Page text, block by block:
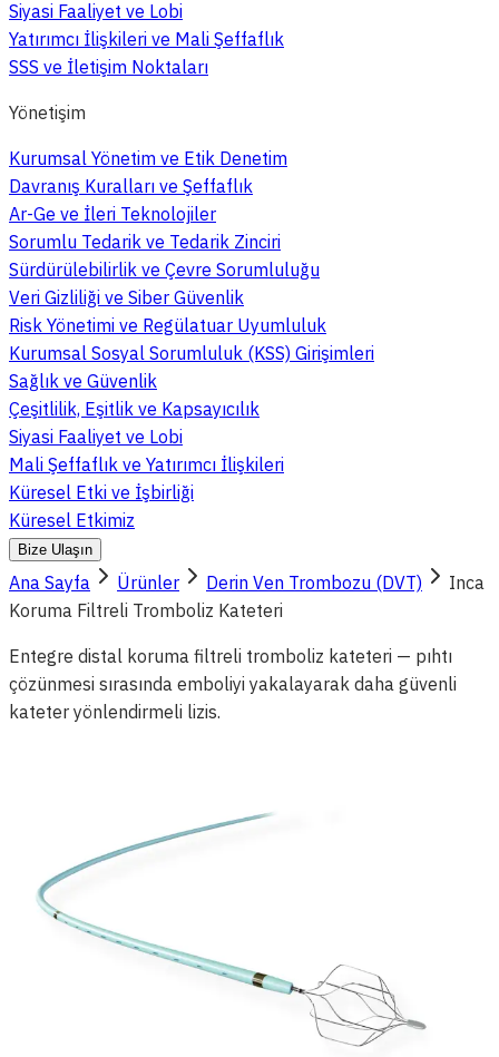
Siyasi Faaliyet ve Lobi
Yatırımcı İlişkileri ve Mali Şeffaflık
SSS ve İletişim Noktaları
Yönetişim
Kurumsal Yönetim ve Etik Denetim
Davranış Kuralları ve Şeffaflık
Ar-Ge ve İleri Teknolojiler
Sorumlu Tedarik ve Tedarik Zinciri
Sürdürülebilirlik ve Çevre Sorumluluğu
Veri Gizliliği ve Siber Güvenlik
Risk Yönetimi ve Regülatuar Uyumluluk
Kurumsal Sosyal Sorumluluk (KSS) Girişimleri
Sağlık ve Güvenlik
Çeşitlilik, Eşitlik ve Kapsayıcılık
Siyasi Faaliyet ve Lobi
Mali Şeffaflık ve Yatırımcı İlişkileri
Küresel Etki ve İşbirliği
Küresel Etkimiz
Bize Ulaşın
Ana Sayfa Ürünler Derin Ven Trombozu (DVT)
Inca
Koruma Filtreli Tromboliz Kateteri
Entegre distal koruma filtreli tromboliz kateteri — pıhtı
çözünmesi sırasında emboliyi yakalayarak daha güvenli
kateter yönlendirmeli lizis.